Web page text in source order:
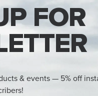
FOR
& events — 5% off